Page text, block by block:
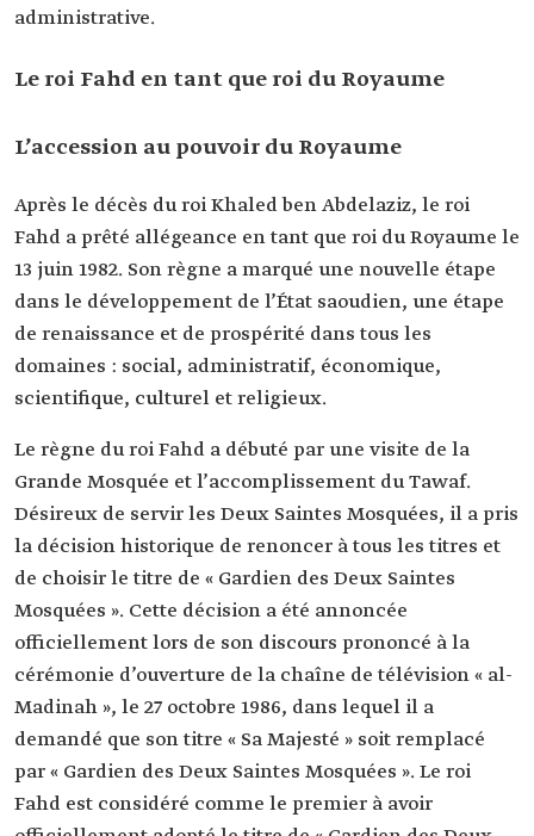
administrative.
Le roi Fahd en tant que roi du Royaume
L’accession au pouvoir du Royaume
Après le décès du roi Khaled ben Abdelaziz, le roi
Fahd a prêté allégeance en tant que roi du Royaume le
13 juin 1982. Son règne a marqué une nouvelle étape
dans le développement de l’État saoudien, une étape
de renaissance et de prospérité dans tous les
domaines : social, administratif, économique,
scientifique, culturel et religieux.
Le règne du roi Fahd a débuté par une visite de la
Grande Mosquée et l’accomplissement du Tawaf.
Désireux de servir les Deux Saintes Mosquées, il a pris
la décision historique de renoncer à tous les titres et
de choisir le titre de « Gardien des Deux Saintes
Mosquées ». Cette décision a été annoncée
officiellement lors de son discours prononcé à la
cérémonie d’ouverture de la chaîne de télévision « al-
Madinah », le 27 octobre 1986, dans lequel il a
demandé que son titre « Sa Majesté » soit remplacé
par « Gardien des Deux Saintes Mosquées ». Le roi
Fahd est considéré comme le premier à avoir